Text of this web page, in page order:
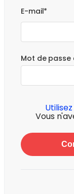
E-mail*
Mot de
Vous